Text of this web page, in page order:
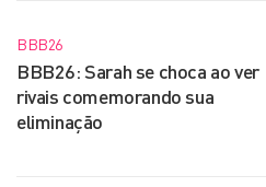
BBB26
BBB26: Sarah se choca ao ver
rivais comemorando sua
eliminação